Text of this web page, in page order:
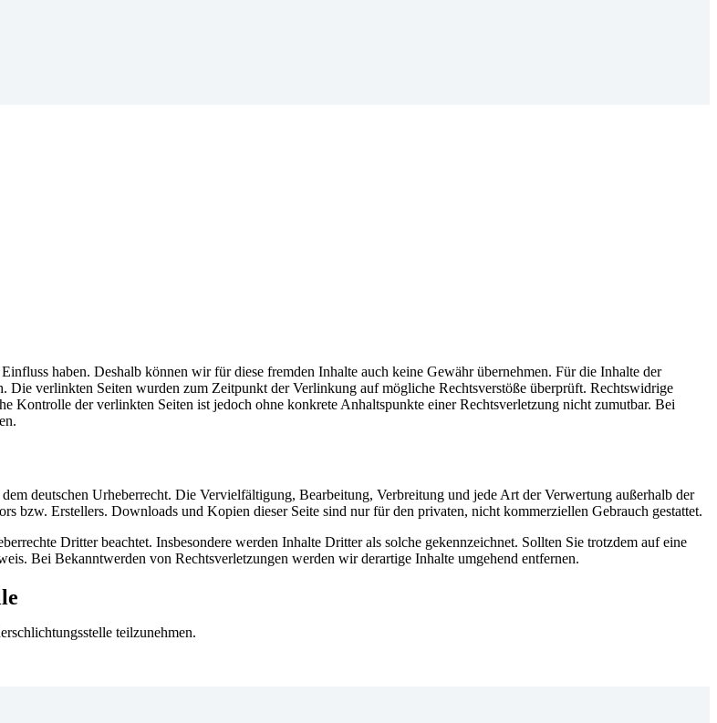
haben. Deshalb können wir für diese fremden Inhalte auch keine Gewähr übernehmen. Für die Inhalte der
verlinkten Seiten wurden zum Zeitpunkt der Verlinkung auf mögliche Rechtsverstöße überprüft. Rechtswidrige
Kontrolle der verlinkten Seiten ist jedoch ohne konkrete Anhaltspunkte einer Rechtsverletzung nicht zumutbar. Bei
deutschen Urheberrecht. Die Vervielfältigung, Bearbeitung, Verbreitung und jede Art der Verwertung außerhalb der
bzw. Erstellers. Downloads und Kopien dieser Seite sind nur für den privaten, nicht kommerziellen Gebrauch gestattet.
Dritter beachtet. Insbesondere werden Inhalte Dritter als solche gekennzeichnet. Sollten Sie trotzdem auf eine
Bei Bekanntwerden von Rechtsverletzungen werden wir derartige Inhalte umgehend entfernen.
teilzunehmen.